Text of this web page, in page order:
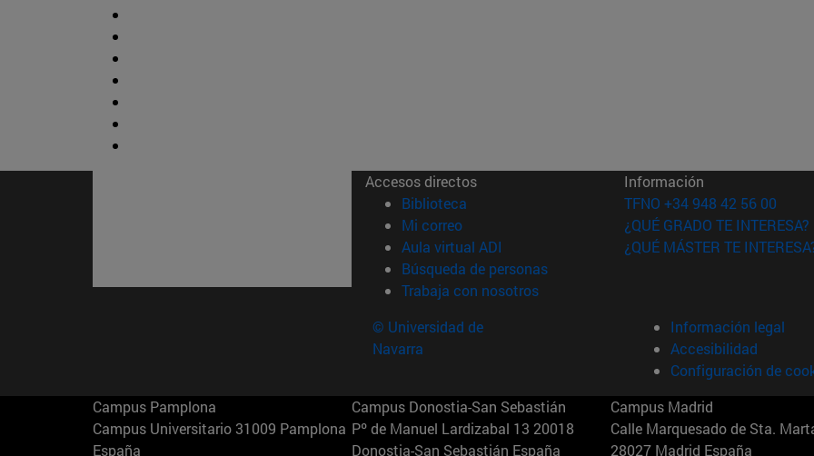
Accesos directos
Biblioteca (abre en nueva ventana)
Mi correo(abre en nueva ventana)
Aula virtual ADI (abre en nueva ventana)
Búsqueda de personas(abre en nueva ventana)
Trabaja con nosotros(abre en nueva ventana)
Información
TFNO +34 948 42 56 00
¿QUÉ GRADO TE INTERESA?
¿QUÉ MÁSTER TE
© Universidad de
Navarra
Información legal
Accesibilidad
Configuración de
Campus Pamplona
Campus Universitario 31009 Pamplona
España
Campus Donostia-San Sebastián
Pº de Manuel Lardizabal 13 20018
Donostia-San Sebastián España
Campus Madrid
Calle Marquesado de Sta.
28027 Madrid España